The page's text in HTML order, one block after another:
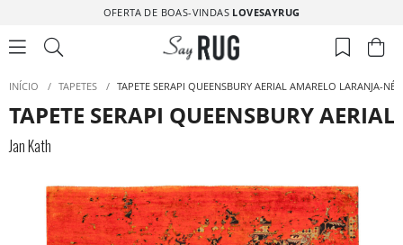
OFERTA DE BOAS-VINDAS LOVESAYRUG
INÍCIO / TAPETES / TAPETE SERAPI QUEENSBURY AERIAL AMARELO LARANJA-
TAPETE SERAPI QUEENSBURY
Jan Kath